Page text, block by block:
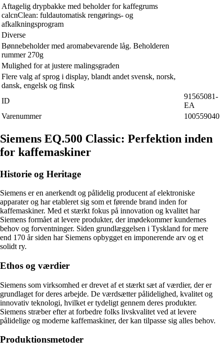
Aftagelig drypbakke med beholder for kaffegrums
calcnClean: fuldautomatisk rengørings- og
afkalkningsprogram
Diverse
Bønnebeholder med aromabevarende låg. Beholderen
rummer 270g
Mulighed for at justere malingsgraden
Flere valg af sprog i display, blandt andet svensk, norsk,
dansk, engelsk og finsk
ID
91565081-
EA
Varenummer
100559040
Siemens EQ.500 Classic: Perfektion inden
for kaffemaskiner
Historie og Heritage
Siemens er en anerkendt og pålidelig producent af elektroniske
apparater og har etableret sig som et førende brand inden for
kaffemaskiner. Med et stærkt fokus på innovation og kvalitet har
Siemens formået at levere produkter, der imødekommer kundernes
behov og forventninger. Siden grundlæggelsen i Tyskland for mere
end 170 år siden har Siemens opbygget en imponerende arv og et
solidt ry.
Ethos og værdier
Siemens som virksomhed er drevet af et stærkt sæt af værdier, der er
grundlaget for deres arbejde. De værdsætter pålidelighed, kvalitet og
innovativ teknologi, hvilket er tydeligt gennem deres produkter.
Siemens stræber efter at forbedre folks livskvalitet ved at levere
pålidelige og moderne kaffemaskiner, der kan tilpasse sig alles behov.
Produktionsmetoder